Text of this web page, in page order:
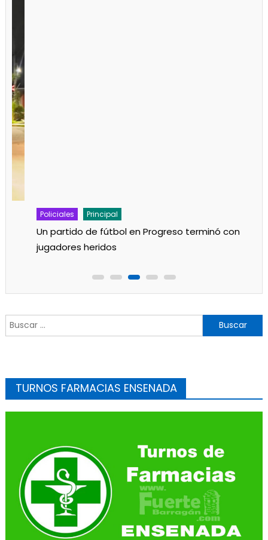
Policiales Principal
Un partido de fútbol en Progreso terminó con
jugadores heridos
Buscar:
TURNOS FARMACIAS ENSENADA